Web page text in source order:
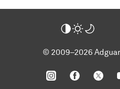
© 2009–2026